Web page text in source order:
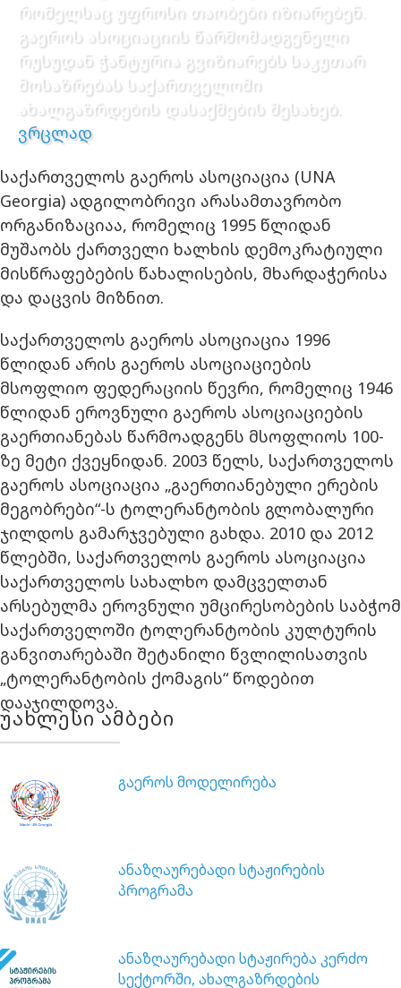
რომელსაც უფროსი თაობები იზიარებენ.
გაეროს ასოციაციის წარმომადგენელი
რუსუდან ჭანტურია გვიზიარებს საკუთარ
მოსაზრებას საქართველოში
ახალგაზრდების დასაქმების შესახებ.
ვრცლად
საქართველოს გაეროს ასოციაცია (UNA
Georgia) ადგილობრივი არასამთავრობო
ორგანიზაციაა, რომელიც 1995 წლიდან
მუშაობს ქართველი ხალხის დემოკრატიული
მისწრაფებების წახალისების, მხარდაჭერისა
და დაცვის მიზნით.
საქართველოს გაეროს ასოციაცია 1996
წლიდან არის გაეროს ასოციაციების
მსოფლიო ფედერაციის წევრი, რომელიც 1946
წლიდან ეროვნული გაეროს ასოციაციების
გაერთიანებას წარმოადგენს მსოფლიოს 100-
ზე მეტი ქვეყნიდან. 2003 წელს, საქართველოს
გაეროს ასოციაცია „გაერთიანებული ერების
მეგობრები“-ს ტოლერანტობის გლობალური
ჯილდოს გამარჯვებული გახდა. 2010 და 2012
წლებში, საქართველოს გაეროს ასოციაცია
საქართველოს სახალხო დამცველთან
არსებულმა ეროვნული უმცირესობების საბჭომ
საქართველოში ტოლერანტობის კულტურის
განვითარებაში შეტანილი წვლილისათვის
„ტოლერანტობის ქომაგის“ წოდებით
დააჯილდოვა.
უახლესი ამბები
გაეროს მოდელირება
ანაზღაურებადი სტაჟირების
პროგრამა
ანაზღაურებადი სტაჟირება კერძო
სექტორში, ახალგაზრდების